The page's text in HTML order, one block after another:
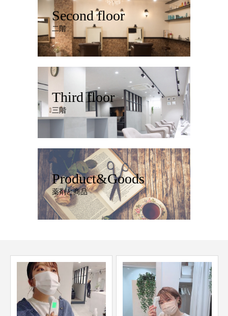
Second floor
二階
Third floor
三階
Product&Goods
薬剤と商品